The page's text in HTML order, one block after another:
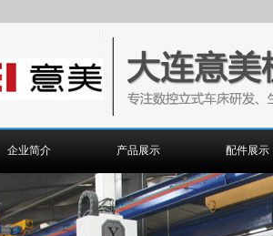
企业简介 产品展示 配件展示